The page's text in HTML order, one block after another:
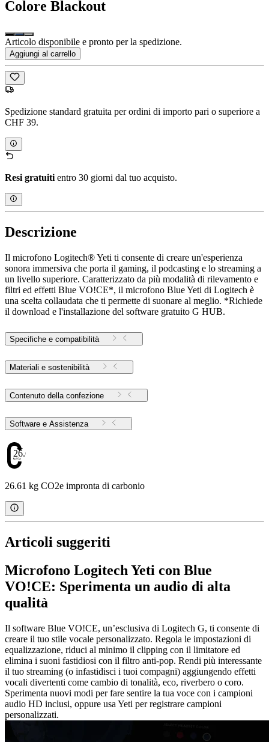
Colore Blackout
Articolo disponibile e pronto per la spedizione.
Aggiungi al carrello
Spedizione standard gratuita per ordini di importo pari o superiore a
CHF 39.
Resi gratuiti entro 30 giorni dal tuo acquisto.
Descrizione
Il microfono Logitech® Yeti ti consente di creare un'esperienza
sonora immersiva che porta il gaming, il podcasting e lo streaming a
un livello superiore. Caratterizzato da più modalità di rilevamento e
filtri ed effetti Blue VO!CE*, il microfono Blue Yeti di Logitech è
una scelta collaudata che ti permette di suonare al meglio. *Richiede
il download e l'installazione del software gratuito G HUB.
Specifiche e compatibilità
Materiali e sostenibilità
Contenuto della confezione
Software e Assistenza
26.61
26.61 kg CO2e impronta di carbonio
Articoli suggeriti
Microfono Logitech Yeti con Blue
VO!CE: Sperimenta un audio di alta
qualità
Il software Blue VO!CE, un’esclusiva di Logitech G, ti consente di
creare il tuo stile vocale personalizzato. Regola le impostazioni di
equalizzazione, riduci al minimo il clipping con il limitatore ed
elimina i suoni fastidiosi con il filtro anti-pop. Rendi più interessante
il tuo streaming (o infastidisci i tuoi compagni) aggiungendo effetti
vocali divertenti come cambio di tonalità, eco, riverbero o coro.
Sperimenta nuovi modi per fare sentire la tua voce con i campioni
audio HD inclusi, oppure usa Yeti per registrare campioni
personalizzati.